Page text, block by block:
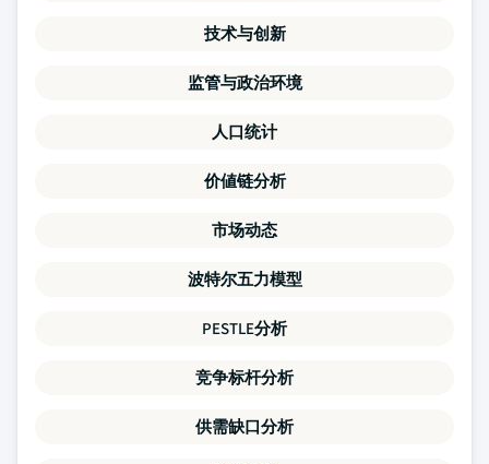
技术与创新
监管与政治环境
人口统计
价値链分析
市场动态
波特尔五力模型
PESTLE分析
竞争标杆分析
供需缺口分析